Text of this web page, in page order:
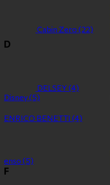
Cabin Zero (22)
D
DELSEY (4)
Disney(5)
ENRICO BENETTI (4)
enso (5)
F